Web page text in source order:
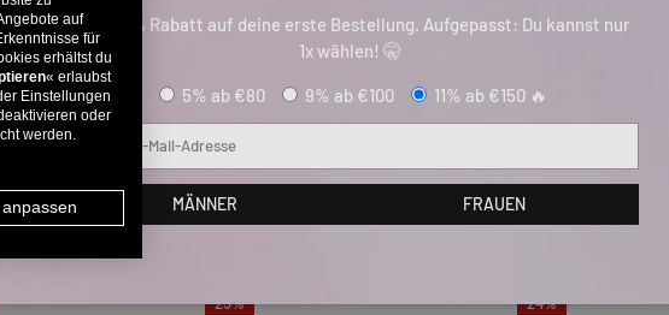
25% 24%
Bis zu 11% Rabatt auf deine erste Bestellung. Aufgepasst: Du kannst nur
1x wählen! 🤫
5% ab €80 9% ab €100 11% ab €150 🔥
E-Mail
MÄNNER FRAUEN
auf
für
erhältst du
« erlaubst
Einstellungen
oder
werden.